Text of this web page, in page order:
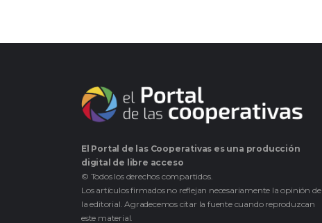
El Portal de las Cooperativas es una producción
digital de libre acceso
© Todos los derechos compartidos.
Los artículos firmados no reflejan necesariamente la opinión de
la editorial. Agradecemos citar la fuente cuando reproduzcan
este material.